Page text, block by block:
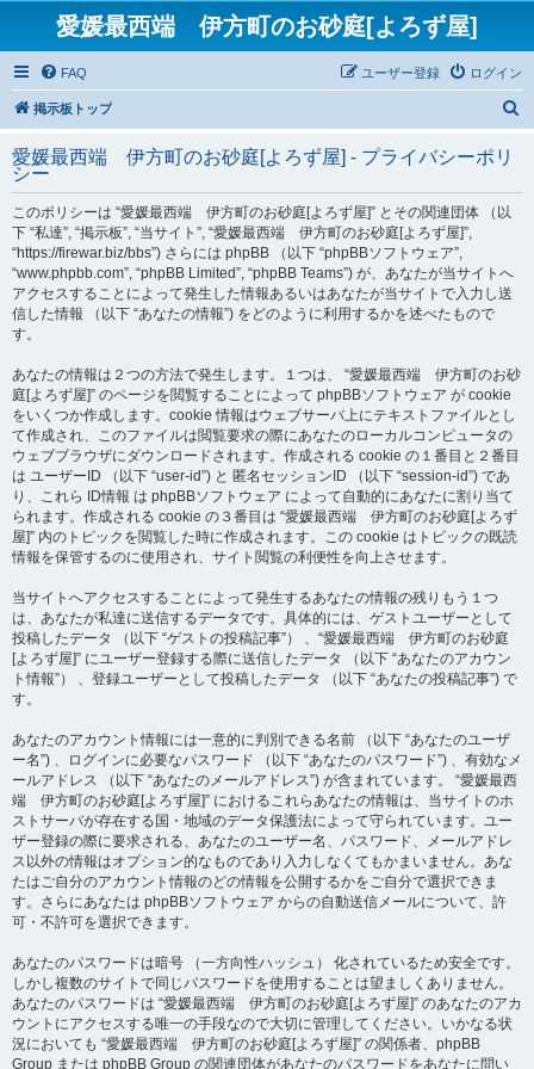
愛媛最西端 伊方町のお砂庭[よろず屋]
FAQ ログイン
ユーザー登録
掲示板トップ
愛媛最西端 伊方町のお砂庭[よろず屋] - プライバシーポリ
シー
このポリシーは “愛媛最西端 伊方町のお砂庭[よろず屋]” とその関連団体 （以
下 “私達”, “掲示板”, “当サイト”, “愛媛最西端 伊方町のお砂庭[よろず屋]”,
“https://firewar.biz/bbs”) さらには phpBB （以下 “phpBBソフトウェア”,
“www.phpbb.com”, “phpBB Limited”, “phpBB Teams”) が、あなたが当サイトへ
アクセスすることによって発生した情報あるいはあなたが当サイトで入力し送
信した情報 （以下 “あなたの情報”) をどのように利用するかを述べたもので
す。
あなたの情報は２つの方法で発生します。１つは、 “愛媛最西端 伊方町のお砂
庭[よろず屋]” のページを閲覧することによって phpBBソフトウェア が cookie
をいくつか作成します。cookie 情報はウェブサーバ上にテキストファイルとし
て作成され、このファイルは閲覧要求の際にあなたのローカルコンピュータの
ウェブブラウザにダウンロードされます。作成される cookie の１番目と２番目
は ユーザーID （以下 “user-id”) と 匿名セッションID （以下 “session-id”) であ
り、これら ID情報 は phpBBソフトウェア によって自動的にあなたに割り当て
られます。作成される cookie の３番目は “愛媛最西端 伊方町のお砂庭[よろず
屋]” 内のトピックを閲覧した時に作成されます。この cookie はトピックの既読
情報を保管するのに使用され、サイト閲覧の利便性を向上させます。
当サイトへアクセスすることによって発生するあなたの情報の残りもう１つ
は、あなたが私達に送信するデータです。具体的には、ゲストユーザーとして
投稿したデータ （以下 “ゲストの投稿記事”） 、“愛媛最西端 伊方町のお砂庭
[よろず屋]” にユーザー登録する際に送信したデータ （以下 “あなたのアカウン
ト情報”） 、登録ユーザーとして投稿したデータ （以下 “あなたの投稿記事”) で
す。
あなたのアカウント情報には一意的に判別できる名前 （以下 “あなたのユーザ
ー名”) 、ログインに必要なパスワード （以下 “あなたのパスワード”) 、有効なメ
ールアドレス （以下 “あなたのメールアドレス”) が含まれています。 “愛媛最西
端 伊方町のお砂庭[よろず屋]” におけるこれらあなたの情報は、当サイトのホ
ストサーバが存在する国・地域のデータ保護法によって守られています。ユー
ザー登録の際に要求される、あなたのユーザー名、パスワード、メールアドレ
ス以外の情報はオプション的なものであり入力しなくてもかまいません。あな
たはご自分のアカウント情報のどの情報を公開するかをご自分で選択できま
す。さらにあなたは phpBBソフトウェア からの自動送信メールについて、許
可・不許可を選択できます。
あなたのパスワードは暗号 （一方向性ハッシュ） 化されているため安全です。
しかし複数のサイトで同じパスワードを使用することは望ましくありません。
あなたのパスワードは “愛媛最西端 伊方町のお砂庭[よろず屋]” のあなたのアカ
ウントにアクセスする唯一の手段なので大切に管理してください。いかなる状
況においても “愛媛最西端 伊方町のお砂庭[よろず屋]” の関係者、phpBB
Group または phpBB Group の関連団体があなたのパスワードをあなたに問い